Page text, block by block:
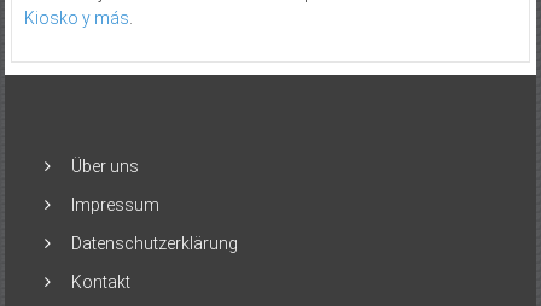
Kiosko y más
Über uns
Impressum
Datenschutzerklärung
Kontakt